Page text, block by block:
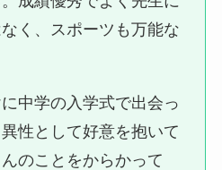
く、スポーツも万能な
中学の入学式で出会っ
性として好意を抱いて
のことをからかって